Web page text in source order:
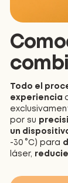
Todo el
experiencia
por su
un
-30 °C) para
láser,